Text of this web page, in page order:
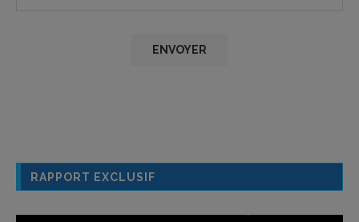
RAPPORT EXCLUSIF